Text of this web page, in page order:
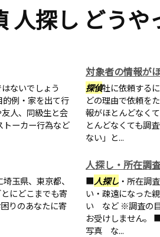
人探し どうや
ないでしょう
的例・家を出て行
人、同級生と会
ーカー行為など
対象者の情報が
探偵社に依頼する
どの理由で依頼を
報がほとんどなく
とんどなくても調
ない」と...
玉県、東京都、
にどこまでも寄
りのあなたに寄
人探し・所在調
■人探し ・所在調
い・疎遠になった
い など ※調査の目
お受けしません。
写真 な...